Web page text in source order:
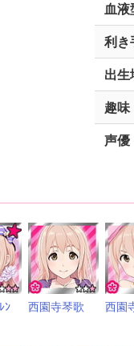
血液
利き
出生
趣味
声優
ﾝ 西園寺琴歌 西園